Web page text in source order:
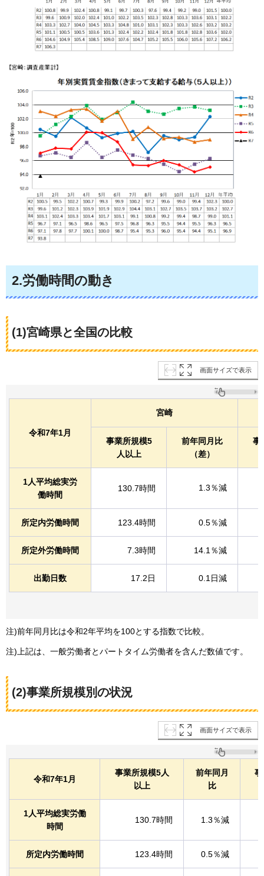
2.労働時間の動き
(1)宮崎県と全国の比較
画面サイズで表示
令和7年1月
宮崎
事業所規模5
人以上
前年同月比
（差）
事
1人平均総実労
働時間
130.7時間 1.3％減
所定内労働時間 123.4時間 0.5％減
所定外労働時間 7.3時間 14.1％減
出勤日数 17.2日 0.1日減
注)前年同月比は令和2年平均を100とする指数で比較。
注)上記は、一般労働者とパートタイム労働者を含んだ数値です。
(2)事業所規模別の状況
画面サイズで表示
令和7年1月
事業所規模5人
以上
前年同月
比
1人平均総実労働
時間
130.7時間 1.3％減
所定内労働時間 123.4時間 0.5％減